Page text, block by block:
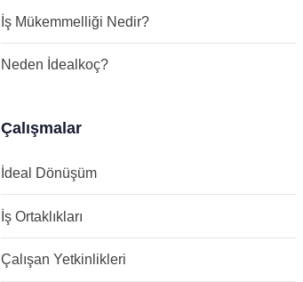
İş Mükemmelliği Nedir?
Neden İdealkoç?
Çalışmalar
İdeal Dönüşüm
İş Ortaklıkları
Çalışan Yetkinlikleri